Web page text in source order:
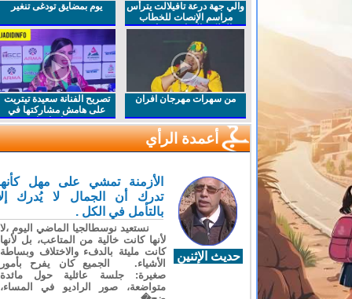
والي جهة درعة تافيلالت يترأس
مراسم الإنصات للخطاب
الملكي السامي بمناسبة
يوم بمضايق تودغى تنغير
من سهرات مهرجان افران
تصريح الفنانة سعيدة تيتريت
على هامش مشاركتها في
مهرجان افران
أعمدة الرأي
حديث الإثنين
الأزمنة تمشي على مهل
تدرك أن الجمال لا يُدرك
بالتأمل في الكل .
نستعيد نوسطالجيا الماضي اليوم ،لا
لأنها كانت خالية من المتاعب، بل لأنها
كانت مليئة بالدفء والاختلاف وبساطة
الأشياء. الجميع كان يفرح بأمور
صغيرة: جلسة عائلية حول مائدة
متواضعة، صور الراديو في المساء،